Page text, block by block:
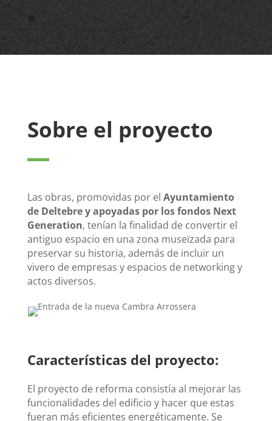
Sobre el proyecto
Las obras, promovidas por el Ayuntamiento
de Deltebre y apoyadas por los fondos Next
Generation, tenían la finalidad de convertir el
antiguo espacio en una zona museïzada para
preservar su historia, además de incluir un
vivero de empresas y espacios de networking y
actos diversos.
Características del proyecto:
El proyecto de reforma consistía al mejorar las
funcionalidades del edificio y hacer que estas
fueran más eficientes energéticamente. Se